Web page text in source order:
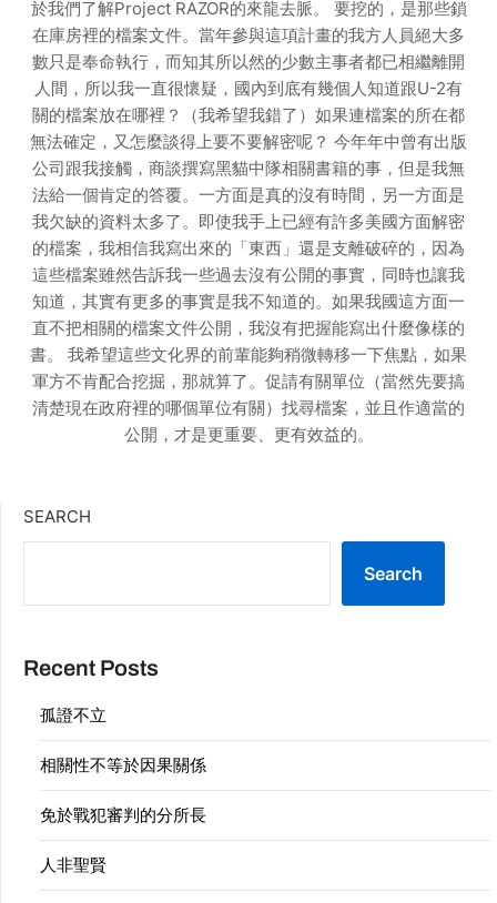
於我們了解Project RAZOR的來龍去脈。 要挖的，是那些鎖
在庫房裡的檔案文件。當年參與這項計畫的我方人員絕大多
數只是奉命執行，而知其所以然的少數主事者都已相繼離開
人間，所以我一直很懷疑，國內到底有幾個人知道跟U-2有
關的檔案放在哪裡？（我希望我錯了）如果連檔案的所在都
無法確定，又怎麼談得上要不要解密呢？ 今年年中曾有出版
公司跟我接觸，商談撰寫黑貓中隊相關書籍的事，但是我無
法給一個肯定的答覆。一方面是真的沒有時間，另一方面是
我欠缺的資料太多了。即使我手上已經有許多美國方面解密
的檔案，我相信我寫出來的「東西」還是支離破碎的，因為
這些檔案雖然告訴我一些過去沒有公開的事實，同時也讓我
知道，其實有更多的事實是我不知道的。如果我國這方面一
直不把相關的檔案文件公開，我沒有把握能寫出什麼像樣的
書。 我希望這些文化界的前輩能夠稍微轉移一下焦點，如果
軍方不肯配合挖掘，那就算了。促請有關單位（當然先要搞
清楚現在政府裡的哪個單位有關）找尋檔案，並且作適當的
公開，才是更重要、更有效益的。
SEARCH
Search
Recent Posts
孤證不立
相關性不等於因果關係
免於戰犯審判的分所長
人非聖賢